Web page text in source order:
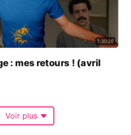
1:30:26
: mes retours ! (avril
Voir plus